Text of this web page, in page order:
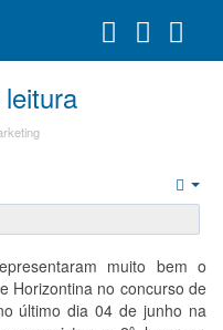
muito bem o
Horizontina no concurso de
último dia 04 de junho na